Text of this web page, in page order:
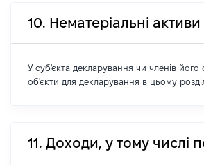
10. Нематеріальні активи
У суб'єкта декларування чи членів його
об'єкти для декларування в цьому
11. Доходи, у тому числі